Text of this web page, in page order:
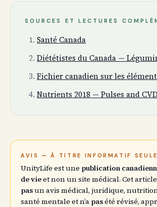
SOURCES ET LECTURES
Santé Canada
Diététistes du Canada —
Fichier canadien sur les
Nutrients 2018 — Pulses and
AVIS — À TITRE INFORMATIF
UnityLife est une publication
de vieet non un site médical. Cet
pasun avis médical, juridique,
santé mentale et n’a pasété révisé,